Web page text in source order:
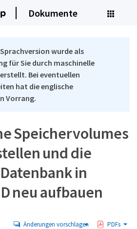
Dokumente
wurde als
für Sie durch maschinelle
Bei eventuellen
hat die englische
Vorrang.
Speichervolumes
und die
in
neu aufbauen
Änderungen vorschlagen PDFs